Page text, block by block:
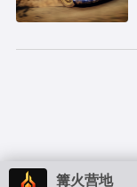
篝火营地